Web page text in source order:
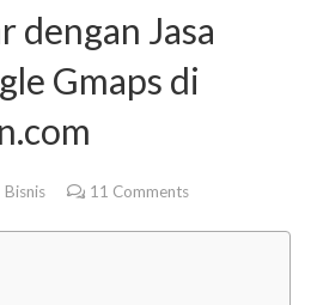
dengan Jasa
Gmaps di
Bisnis 11 Comments